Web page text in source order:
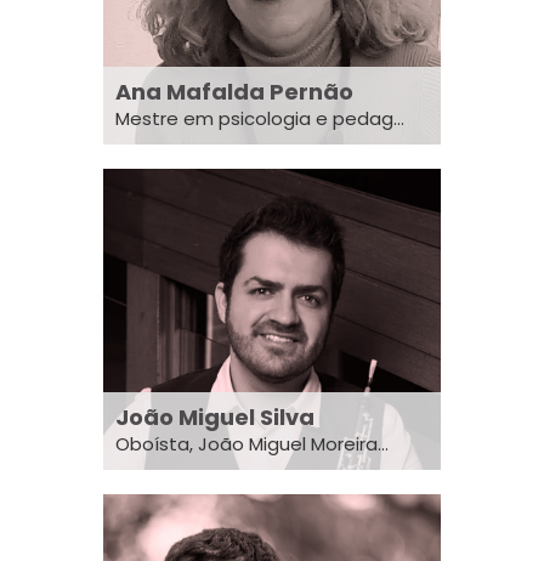
Ana Mafalda Pernão
Mestre em psicologia e pedag...
João Miguel Silva
Oboísta, João Miguel Moreira...